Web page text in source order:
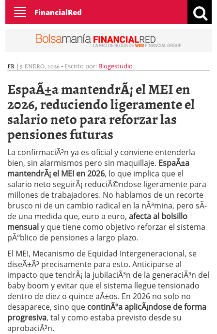
Toggle
navigation
FinancialRed
FR | 5 ENERO, 2026- Escrito por: Blogestudio
EspaÃ±a mantendrÃ¡ el MEI en
2026, reduciendo ligeramente el
salario neto para reforzar las
pensiones futuras
La confirmaciÃ³n ya es oficial y conviene entenderla
bien, sin alarmismos pero sin maquillaje. EspaÃ±a
mantendrÃ¡ el MEI en 2026, lo que implica que el
salario neto seguirÃ¡ reduciÃ©ndose ligeramente para
millones de trabajadores. No hablamos de un recorte
brusco ni de un cambio radical en la nÃ³mina, pero sÃ­
de una medida que, euro a euro, afecta al bolsillo
mensualy que tiene como objetivo reforzar el sistema
pÃºblico de pensiones a largo plazo.
El MEI, Mecanismo de Equidad Intergeneracional, se
diseÃ±Ã³ precisamente para esto. Anticiparse al
impacto que tendrÃ¡ la jubilaciÃ³n de la generaciÃ³n del
baby boom y evitar que el sistema llegue tensionado
dentro de diez o quince aÃ±os. En 2026 no solo no
desaparece, sino que continÃºa aplicÃ¡ndose de forma
progresiva, tal y como estaba previsto desde su
aprobaciÃ³n.